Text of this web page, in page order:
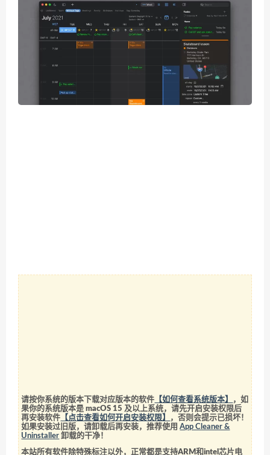
请按你系统的版本下载对应版本的软件 【如何查看系统版本】
，如
果你的系统版本是 macOS 15 及以上系统，请先开启安装权限后
再安装软件 【点击查看如何开启安装权限】
，否则会提示已损坏！
如果安装过旧版，请卸载后再安装，推荐使用App Cleaner &
Uninstaller 卸载的干净！
本站所有软件除特殊标注以外，正常都是支持ARM和intel芯片电